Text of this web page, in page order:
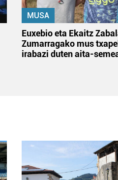
MUSA
Euxebio eta Ekaitz
Zumarragako mus
irabazi duten aita-